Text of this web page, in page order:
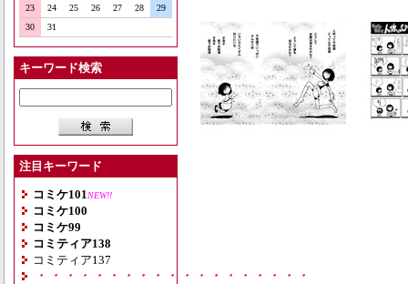
23
24 25 26 27 28
29
30
31
キーワード検索
注目キーワード
コミケ101 NEW!!
コミケ100
コミケ99
コミティア138
コミティア137
・・・・・・・・・・・・・・・・・・・